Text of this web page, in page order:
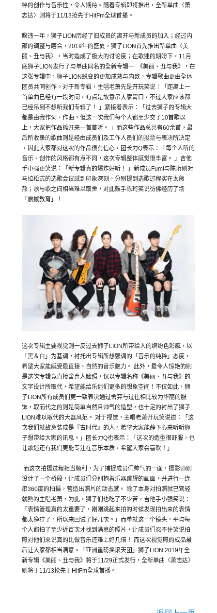
粹的创作与音乐性，令人期待。 随着专辑即将推出，全新单曲〈萧
志达〉则将于11/13抢先于HitFm全球首播。
睽违一年，狮子LION历经了旧成员的离开与新成员的加入； 经过内
部的调整与磨合， 2019年的盛夏，狮子LION首先推出新单曲〈美
丽、丑与我〉，当时造成了极大的讨论度； 在歌迷的期盼下， 11 月
底狮子LION发行了与单曲同名的全新专辑—
《美丽、丑与我》，在
这张专辑中，狮子LION蜕变的更加成熟与内敛，专辑歌曲更由全体
团员共同创作。对于新专辑， 主唱老萧先是开玩笑说：「距离上一
首单曲已经有一段时间， 有点是故意吊大家胃口， 不过大家应该都
已经吊到不想听我们专辑了！ 」紧接着表示：「过去狮子的专辑大
都是由我作词、作曲， 但这一次我们每个人都至少交了10首歌以
上， 大家把作品摊开来一首首听。 」而这些作品总共有60余首， 最
后所收录的歌曲则是经由成员们及工作人员们的投票与表决所决定
，因此大家都对这次的作品很有信心，团长力Q表示：「 每个人听的
音乐、创作的风格都有点不同， 这次专辑整体感觉很丰富。 」吉他
手小强更笑说：「新专辑真的爆炸好听！ 」新成员Fumi与陈珩则对
马拉松式的选歌会议感到印象深刻， 分别提到选歌过程实在太煎
熬；歌与歌之间相当难以取舍， 对此鼓手陈珩笑说彷佛经历了场
「震撼教育」！
这次专辑主要视觉则一反过去狮子LION所带给人的缤纷色彩感， 以
「黑＆白」为基调，衬托出专辑所想强调的「音乐的纯粹」态度，
希望大家能感受最直接、自然的音乐魅力。 此外，最令人惊艳的则
是这次专辑竟直接舍弃人脸照， 仅以专辑名称《美丽、丑与我》的
文字设计所取代， 希望能给乐迷们更多的想象空间！不仅如此，狮
子LION所有成员们更一致表决通过舍弃与过往相比较为华丽的服
饰， 取而代之的则是简单自然且帅气的造型，也十足的衬出了狮子
LION难以取代的大器风范。 对于视觉，主唱老萧开玩笑说道：「这
次我们就故意装成是『古时代』的人，希望大家能静下心来听听狮
子想带给大家的讯息。」
团长力Q也表示：「这次的造型很舒服， 也
让歌迷还有我们更能专注在音乐本质，希望大家会喜欢！」
而这次拍摄过程相当顺利，为了捕捉成员们帅气的一面， 摄影师则
设计了一个桥段，让成员们分别抱着乐器跳耀的画面， 并进行一连
串360度的拍摄，营造出照片的动态感。 除了本身对拍照就已驾轻
就熟的主唱老萧，为此， 狮子们也吃了不少苦，吉他手小强笑说：
「表情管理真的太重要了， 刚刚跳起来拍的时候发现拍出来的表情
都太狰狞了， 所以来回试了好几次。」而单就这一个镜头， 平均每
个人都拍了至少近百次才找到满意的照片， 让成员们忍不住笑说拍
照对他们来说真的比做音乐还难上好几倍！ 而这次视觉照的成品最
后让大家都相当满意。「亚洲重磅摇滚天团」 狮子LION 2019年全
新专辑《美丽、丑与我》将于11/29正式发行， 全新单曲〈萧志达〉
则将于11/13抢先于HitFm全球首播。